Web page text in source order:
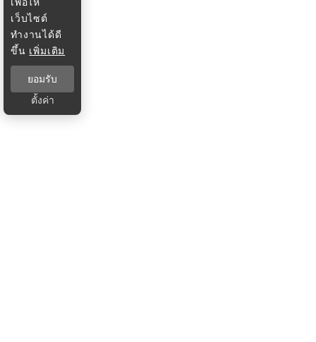
เว็บไซต์
ทำงานได้ดี
ขึ้น เพิ่มเติม
ยอมรับ
ตั้งค่า